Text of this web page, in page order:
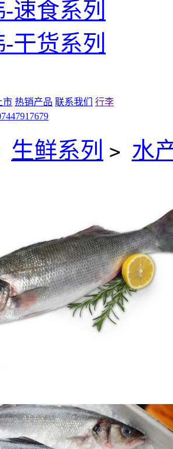
-速食系列
-干货系列
市 热销产品 联系我们
行李
生鲜系列 > 水